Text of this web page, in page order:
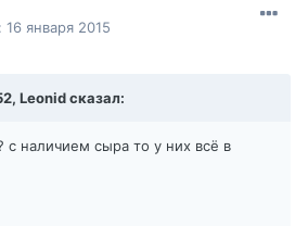
16 января 2015
Leonid сказал:
с наличием сыра то у них всё в